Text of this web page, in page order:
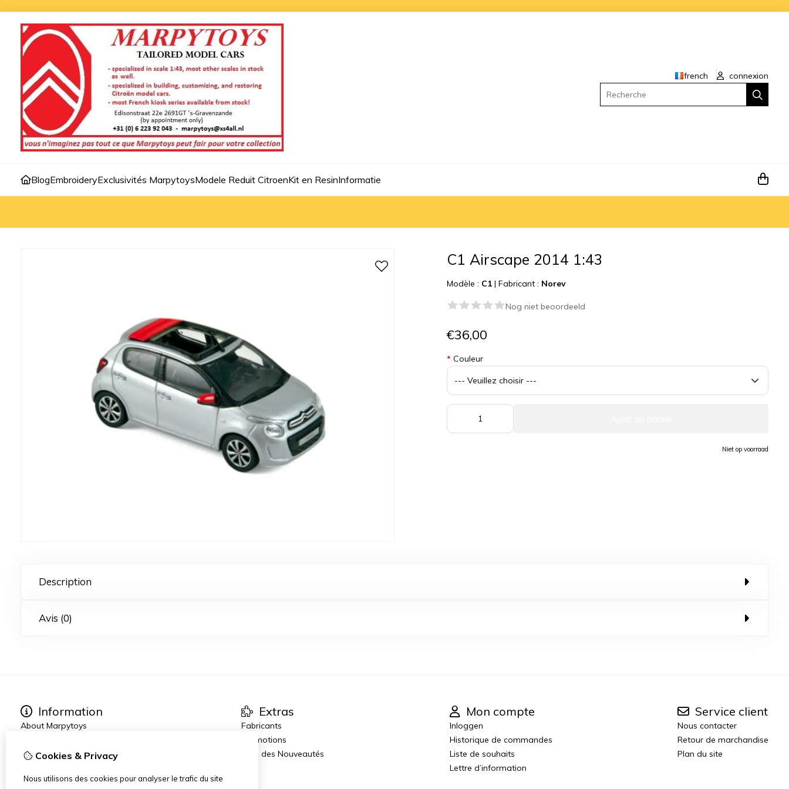
french
connexion
Recherche
BlogEmbroideryExclusivités MarpytoysModele Reduit CitroenKit en ResinInformatie
C1 Airscape 2014 1:43
Modèle : C1 |Fabricant : Norev
Nog niet beoordeeld
€36,00
* Couleur
Niet op voorraad
Description
Avis (0)
Information
About Marpytoys
Commander et Livraison
Disclaimer
Extras
Fabricants
Promotions
Blog des Nouveautés
Mon compte
Inloggen
Historique de commandes
Liste de souhaits
Lettre d’information
Service client
Nous contacter
Retour de marchandise
Plan du site
Cookies & Privacy
Nous utilisons des cookies pour analyser le trafic du site